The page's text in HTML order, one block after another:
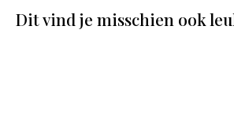
Dit vind je misschien ook